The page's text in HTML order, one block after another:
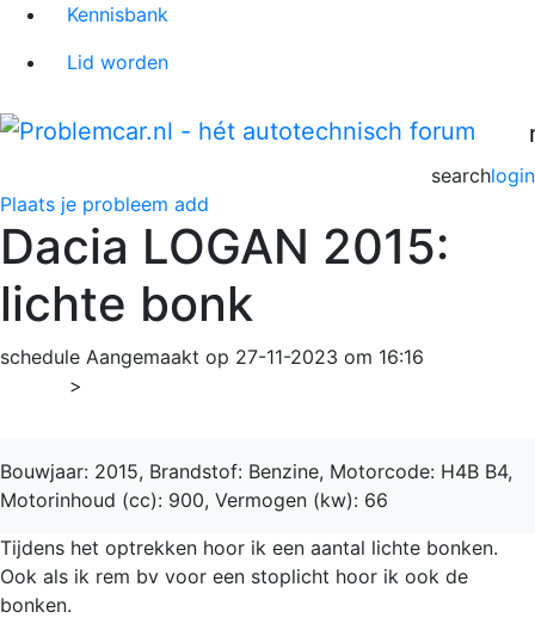
Kennisbank
Lid worden
login
search
Plaats je probleem add
Dacia LOGAN 2015:
lichte bonk
schedule Aangemaakt op 27-11-2023 om 16:16
>
Bouwjaar: 2015, Brandstof: Benzine, Motorcode: H4B B4,
Motorinhoud (cc): 900, Vermogen (kw): 66
Tijdens het optrekken hoor ik een aantal lichte bonken.
Ook als ik rem bv voor een stoplicht hoor ik ook de
bonken.